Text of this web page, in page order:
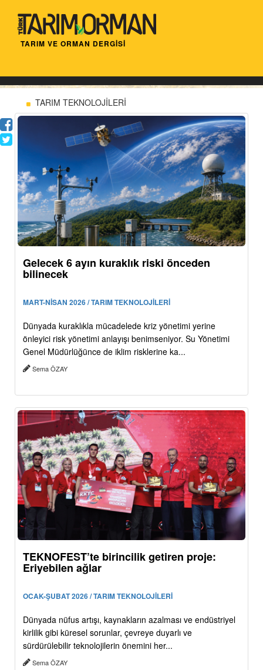
TARIM VE ORMAN DERGİSİ
TARIM TEKNOLOJİLERİ
Gelecek 6 ayın kuraklık riski önceden
bilinecek
MART-NİSAN 2026 / TARIM TEKNOLOJİLERİ
Dünyada kuraklıkla mücadelede kriz yönetimi yerine
önleyici risk yönetimi anlayışı benimseniyor. Su Yönetimi
Genel Müdürlüğünce de iklim risklerine ka...
Sema ÖZAY
TEKNOFEST’te birincilik getiren proje:
Eriyebilen ağlar
OCAK-ŞUBAT 2026 / TARIM TEKNOLOJİLERİ
Dünyada nüfus artışı, kaynakların azalması ve endüstriyel
kirlilik gibi küresel sorunlar, çevreye duyarlı ve
sürdürülebilir teknolojilerin önemini her...
Sema ÖZAY